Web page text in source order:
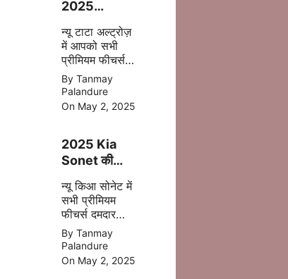
2025
जानिए क्या-क्या
बदला है इस बार
न्यू टाटा अल्ट्रोज़
में आपको सभी
प्रीमियम फीचर्स
अपडेट
एक्सटीरियर के
साथ ज्यादा सेफ्टी,
पॉवरफुल इंजन
जाता है |
By Tanmay
Palandure
On May 2, 2025
2025 Kia
Sonet की
पहली झलक –
अब मिलेगा बड़ा
टचस्क्रीन और
नए फीचर्स
न्यू किआ सोनेट में
सभी प्रीमियम
फीचर्स दमदार
इंजन डिसेंट सेफ्टी
बेहतर कलर के
साथ 2025 में
मिल जाती है |
By Tanmay
Palandure
On May 2, 2025